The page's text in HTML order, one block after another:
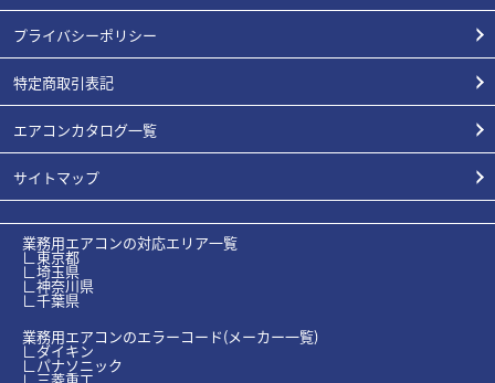
プライバシーポリシー
特定商取引表記
エアコンカタログ一覧
サイトマップ
業務用エアコンの対応エリア一覧
∟東京都
∟埼玉県
∟神奈川県
∟千葉県
業務用エアコンのエラーコード(メーカー一覧)
∟ダイキン
∟パナソニック